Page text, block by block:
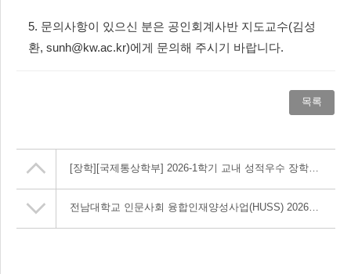
5. 문의사항이 있으신 분은 공인회계사반 지도교수(김성
환, sunh@kw.ac.kr)에게 문의해 주시기 바랍니다.
목록
[장학] [국제통상학부] 2026-1학기 교내 성적우수 장학금 선발기준 변경 안내
전남대학교 인문사회 융합인재양성사업(HUSS) 2026년 1학기 교과목 개설.운영 안내